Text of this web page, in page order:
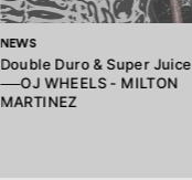
NEWS
Double Duro & Super Juice
──OJ WHEELS - MILTON
MARTINEZ